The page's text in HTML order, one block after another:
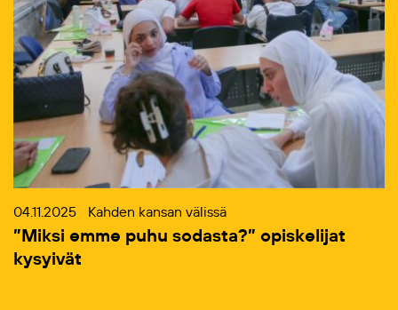
04.11.2025 Kahden kansan välissä
”Miksi emme puhu sodasta?” opiskelijat
kysyivät